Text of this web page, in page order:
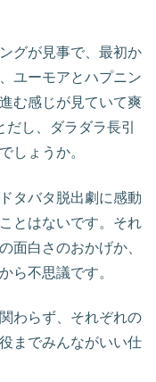
グが見事で、最初か
ユーモアとハプニン
む感じが見ていて爽
し、ダラダラ長引
しょうか。
タバタ脱出劇に感動
とはないです。それ
面白さのおかげか、
ら不思議です。
わらず、それぞれの
までみんながいい仕